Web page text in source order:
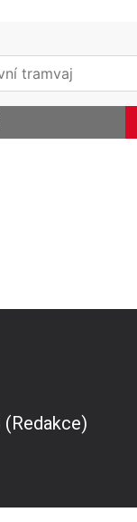
(Redakce)